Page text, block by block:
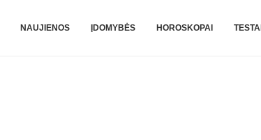
NAUJIENOS ĮDOMYBĖS HOROSKOPAI TESTAI